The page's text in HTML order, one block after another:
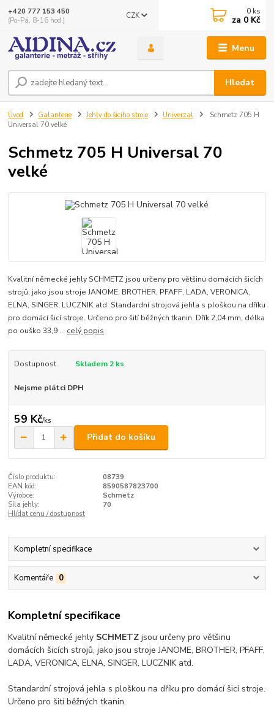
Menu
CZK
Hledat
+420 777 153 450
(Po-Pá, 8-16 hod.)
0 ks
za 0 Kč
Úvod Galanterie Jehly do šicího stroje Univerzal
Schmetz 705 H
Universal 70 velké
Schmetz 705 H Universal 70
velké
Kvalitní německé jehly SCHMETZ jsou určeny pro většinu domácích šicích
strojů, jako jsou stroje JANOME, BROTHER, PFAFF, LADA, VERONICA,
ELNA, SINGER, LUCZNIK atd. Standardní strojová jehla s ploškou na dříku
pro domácí šicí stroje. Určeno pro šití běžných tkanin. Dřík 2,04 mm, délka
po ouško 33,9 ... celý popis
Dostupnost Skladem 2 ks
Nejsme plátci DPH
59 Kč/ks
Přidat do košíku
Číslo produktu:
08739
EAN kód:
8590587823700
Výrobce:
Schmetz
Síla jehly:
70
Hlídat cenu / dostupnost
Kompletní specifikace
Komentáře 0
Kompletní specifikace
Kvalitní německé jehly SCHMETZ jsou určeny pro většinu
domácích šicích strojů, jako jsou stroje JANOME, BROTHER, PFAFF,
LADA, VERONICA, ELNA, SINGER, LUCZNIK atd.
Standardní strojová jehla s ploškou na dříku pro domácí šicí stroje.
Určeno pro šití běžných tkanin.